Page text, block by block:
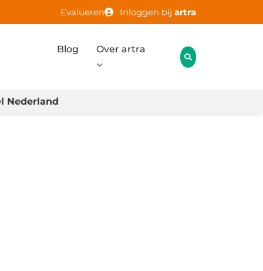
Evalueren Inloggen bij artra
Blog Over artra
Nederland